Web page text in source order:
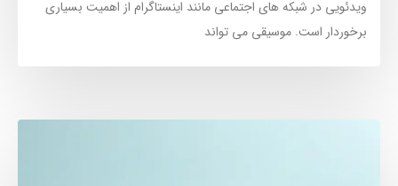
ویدئویی در شبکه‌ های اجتماعی مانند اینستاگرام از اهمیت بسیاری
برخوردار است. موسیقی می‌ تواند